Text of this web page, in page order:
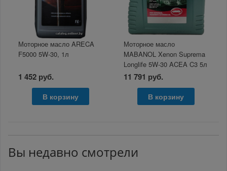
Моторное масло ARECA
F5000 5W-30, 1л
1 452 руб.
В корзину
Моторное масло
MABANOL Xenon Suprema
Longlife 5W-30 ACEA C3 5л
11 791 руб.
В корзину
Вы недавно смотрели